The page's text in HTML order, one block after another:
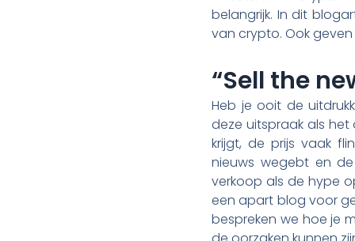
belangrijk. In dit
van crypto. Ook
“Sell the
Heb je ooit de
deze uitspraak als
krijgt, de prijs vaak
nieuws wegebt en
verkoop als de hype
een apart blog voor
bespreken we hoe je